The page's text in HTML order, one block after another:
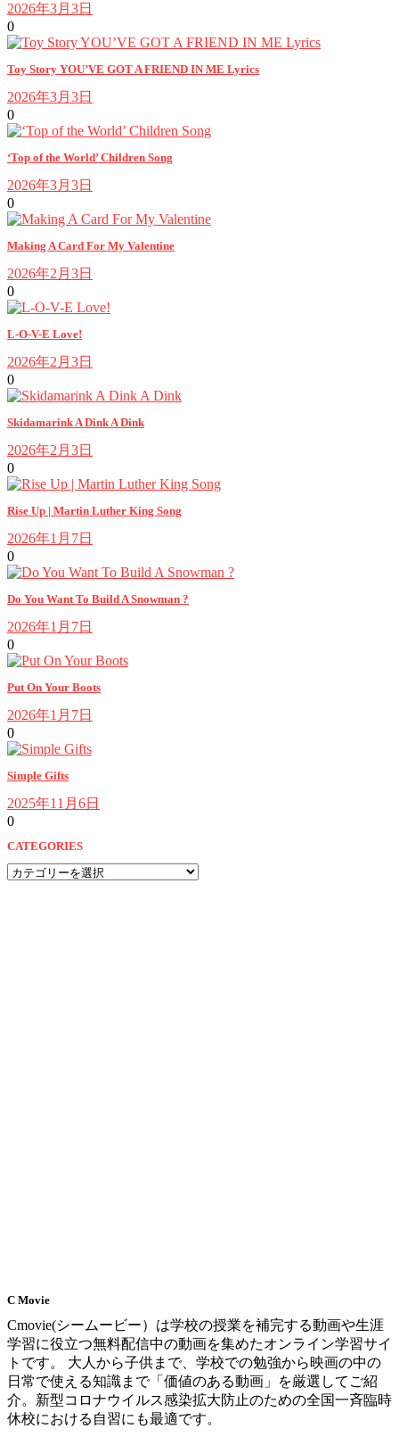
2026年3月3日
0
Toy Story YOU’VE GOT A FRIEND IN ME Lyrics
2026年3月3日
0
‘Top of the World’ Children Song
2026年3月3日
0
Making A Card For My Valentine
2026年2月3日
0
L-O-V-E Love!
2026年2月3日
0
Skidamarink A Dink A Dink
2026年2月3日
0
Rise Up | Martin Luther King Song
2026年1月7日
0
Do You Want To Build A Snowman ?
2026年1月7日
0
Put On Your Boots
2026年1月7日
0
Simple Gifts
2025年11月6日
0
CATEGORIES
CATEGORIES
C Movie
Cmovie(シームービー）は学校の授業を補完する動画や生涯
学習に役立つ無料配信中の動画を集めたオンライン学習サイ
トです。 大人から子供まで、学校での勉強から映画の中の
日常で使える知識まで「価値のある動画」を厳選してご紹
介。新型コロナウイルス感染拡大防止のための全国一斉臨時
休校における自習にも最適です。